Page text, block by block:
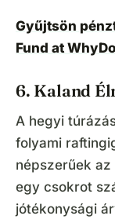
Gyűjtsön
Fund at
6. Kaland
A hegyi
folyami
népszerűek
egy csokrot
jótékonysági